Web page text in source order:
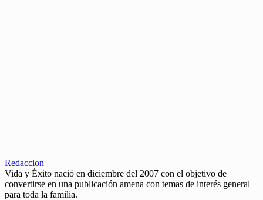
Redaccion
Vida y Éxito nació en diciembre del 2007 con el objetivo de
convertirse en una publicación amena con temas de interés general
para toda la familia.